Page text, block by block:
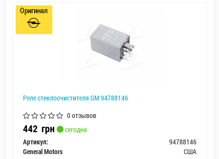
Реле стеклоочистителя GM 94788146
0 отзывов
442 грн
сегодня
Артикул:
94788146
General Motors
США
Оригинал